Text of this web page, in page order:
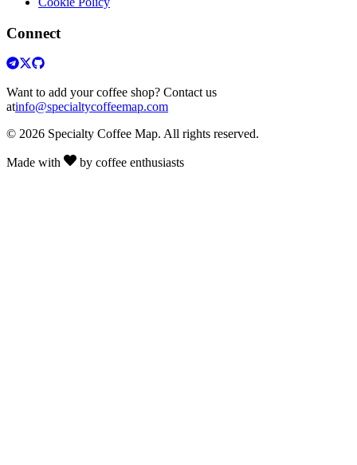
Connect
Want to add your coffee shop? Contact us
atinfo@specialtycoffeemap.com
© 2026 Specialty Coffee Map. All rights reserved.
Made with by coffee enthusiasts